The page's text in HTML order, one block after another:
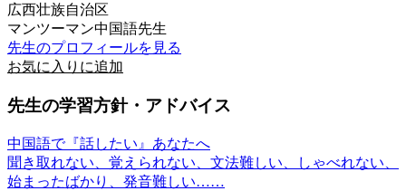
広西壮族自治区
マンツーマン中国語先生
先生のプロフィールを見る
お気に入りに追加
先生の学習方針・アドバイス
中国語で『話したい』あなたへ
聞き取れない、覚えられない、文法難しい、しゃべれない、
始まったばかり、発音難しい……